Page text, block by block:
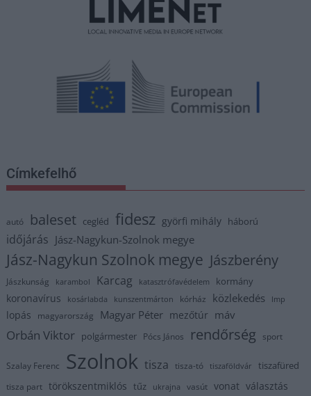
Címkefelhő
autó baleset cegléd fidesz györfi mihály háború
időjárás Jász-Nagykun-Szolnok megye
Jász-Nagykun Szolnok megye Jászberény
Jászkunság karambol Karcag katasztrófavédelem kormány
koronavírus kosárlabda kunszentmárton kórház közlekedés lmp
lopás magyarország Magyar Péter mezőtúr máv
Orbán Viktor polgármester Pócs János rendőrség sport
Szalay Ferenc Szolnok tisza tisza-tó tiszaföldvár tiszafüred
tisza part törökszentmiklós tűz ukrajna vasút vonat választás